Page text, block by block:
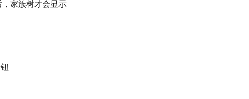
家族树才会显示